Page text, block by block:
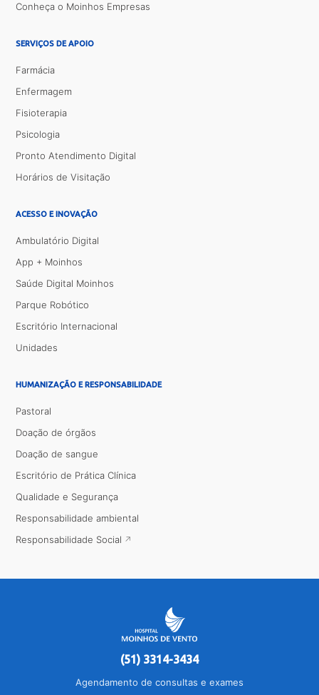
Conheça o Moinhos Empresas
SERVIÇOS DE APOIO
Farmácia
Enfermagem
Fisioterapia
Psicologia
Pronto Atendimento Digital
Horários de Visitação
ACESSO E INOVAÇÃO
Ambulatório Digital
App + Moinhos
Saúde Digital Moinhos
Parque Robótico
Escritório Internacional
Unidades
HUMANIZAÇÃO E RESPONSABILIDADE
Pastoral
Doação de órgãos
Doação de sangue
Escritório de Prática Clínica
Qualidade e Segurança
Responsabilidade ambiental
Responsabilidade Social
(51) 3314-3434
Agendamento de consultas e exames